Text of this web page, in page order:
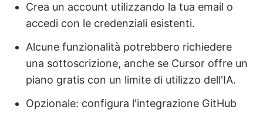
Crea un account utilizzando la tua email o
accedi con le credenziali esistenti.
Alcune funzionalità potrebbero richiedere
una sottoscrizione, anche se Cursor offre un
piano gratis con un limite di utilizzo dell'IA.
Opzionale: configura l'integrazione GitHub